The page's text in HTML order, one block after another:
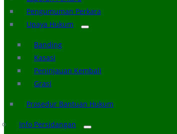
Pengumuman Perkara
Upaya Hukum
Banding
Kasasi
Peninjauan Kembali
Grasi
Prosedur Bantuan Hukum
Info Persidangan